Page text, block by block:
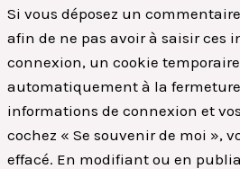
Si vous déposez un
afin de ne pas avoir à saisir ces
connexion, un cookie
automatiquement à la
informations de connexion et
cochez « Se souvenir de moi »,
effacé. En modifiant ou en